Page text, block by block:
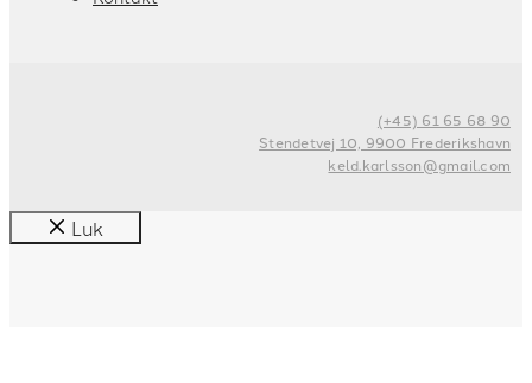
(+45) 61 65 68 90
Stendetvej 10, 9900 Frederikshavn
keld.karlsson@gmail.com
Luk